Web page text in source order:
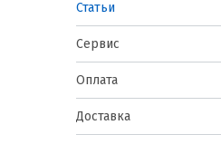
Статьи
Сервис
Оплата
Доставка